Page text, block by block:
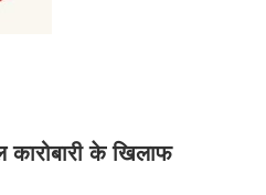
के खिलाफ